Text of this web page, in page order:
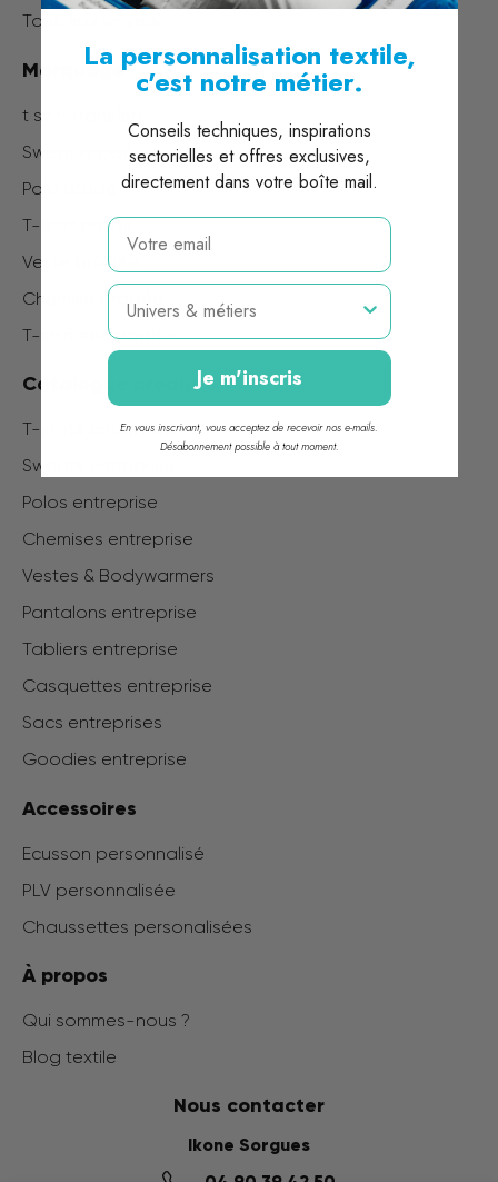
Tous nos univers
Marquage
t shirt transfert
Sweat brodé
Polo brodé
T-shirt brodé
Veste brodée
Chemise brodée
T-shirt serigraphie
Catalogue produits
T-shirts entreprise
Sweats entreprise
Polos entreprise
Chemises entreprise
Vestes & Bodywarmers
Pantalons entreprise
Tabliers entreprise
Casquettes entreprise
Sacs entreprises
Goodies entreprise
Accessoires
Ecusson personnalisé
PLV personnalisée
Chaussettes personalisées
À propos
Qui sommes-nous ?
Blog textile
Nous contacter
Ikone Sorgues
La personnalisation textile,
c'est notre métier.
Conseils techniques, inspirations
sectorielles et offres exclusives,
directement dans votre boîte mail.
email
Métier
Je m'inscris
En vous inscrivant, vous acceptez de recevoir nos e-mails.
Désabonnement possible à tout moment.